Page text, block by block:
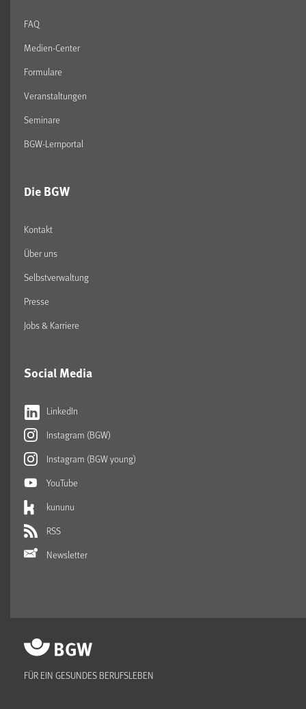
FAQ
Medien-Center
Formulare
Veranstaltungen
Seminare
BGW-Lernportal
Die BGW
Kontakt
Über uns
Selbstverwaltung
Presse
Jobs & Karriere
Social Media
LinkedIn
Instagram (BGW)
Instagram (BGW young)
YouTube
kununu
RSS
Newsletter
FÜR EIN GESUNDES BERUFSLEBEN